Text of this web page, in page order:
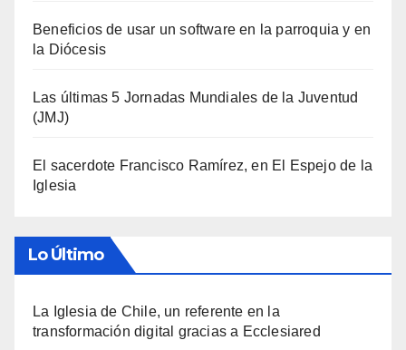
Beneficios de usar un software en la parroquia y en
la Diócesis
Las últimas 5 Jornadas Mundiales de la Juventud
(JMJ)
El sacerdote Francisco Ramírez, en El Espejo de la
Iglesia
Lo Último
La Iglesia de Chile, un referente en la
transformación digital gracias a Ecclesiared